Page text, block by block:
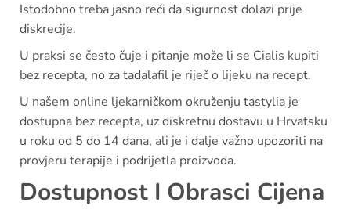
Istodobno treba jasno reći da sigurnost dolazi prije
diskrecije.
U praksi se često čuje i pitanje može li se Cialis kupiti
bez recepta, no za tadalafil je riječ o lijeku na recept.
U našem online ljekarničkom okruženju tastylia je
dostupna bez recepta, uz diskretnu dostavu u Hrvatsku
u roku od 5 do 14 dana, ali je i dalje važno upozoriti na
provjeru terapije i podrijetla proizvoda.
Dostupnost I Obrasci Cijena